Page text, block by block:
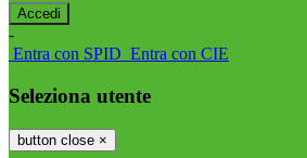
-
Entra con SPID Entra con CIE
Seleziona utente
button close ×